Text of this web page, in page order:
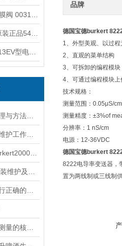
品牌
德国宝德burkert
1、外型美观、以过
2、直观的菜单结构
3、可拆卸的编程模块
4、可通过编程模块
技术规格：
测量范围：0.05μS/
测量精度：±3%of
分辨率：1 nS/cm
电源：12-36VDC
德国宝德burkert
8222电导率变送器，
置为两线制或三线制